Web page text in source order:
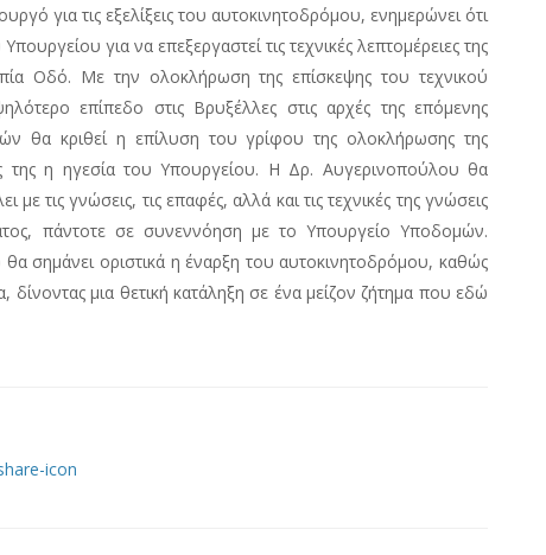
για τις εξελίξεις του αυτοκινητοδρόμου, ενημερώνει ότι
για να επεξεργαστεί τις τεχνικές λεπτομέρειες της
Οδό. Με την ολοκλήρωση της επίσκεψης του τεχνικού
επίπεδο στις Βρυξέλλες στις αρχές της επόμενης
θα κριθεί η επίλυση του γρίφου της ολοκλήρωσης της
της η ηγεσία του Υπουργείου. Η Δρ. Αυγερινοπούλου θα
τις γνώσεις, τις επαφές, αλλά και τις τεχνικές της γνώσεις
πάντοτε σε συνεννόηση με το Υπουργείο Υποδομών.
σημάνει οριστικά η έναρξη του αυτοκινητοδρόμου, καθώς
μια θετική κατάληξη σε ένα μείζον ζήτημα που εδώ